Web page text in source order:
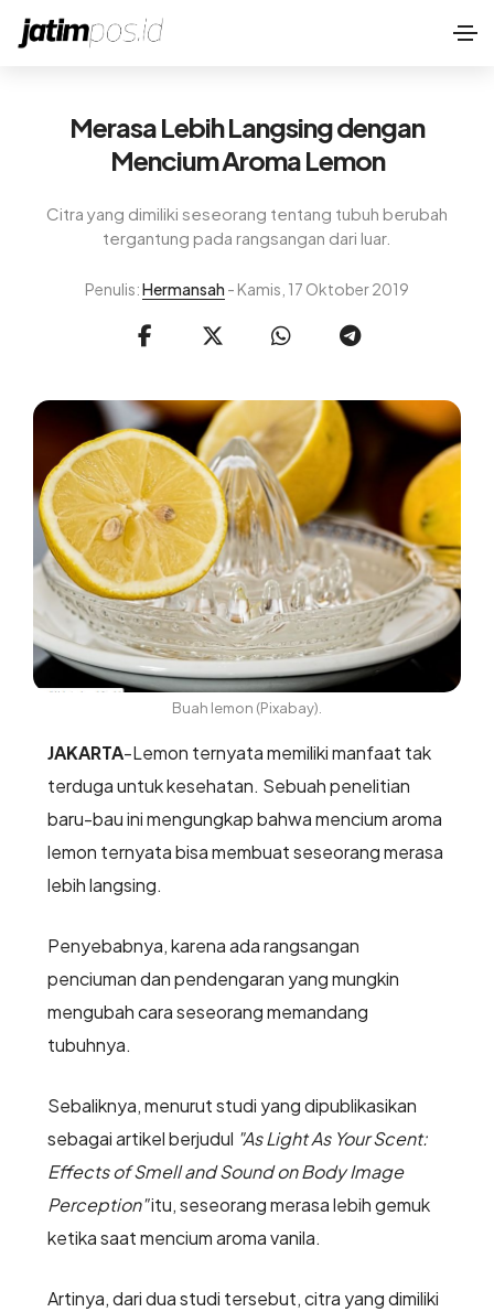
Merasa Lebih Langsing dengan
Mencium Aroma Lemon
Citra yang dimiliki seseorang tentang tubuh berubah
tergantung pada rangsangan dari luar.
Penulis:Hermansah - Kamis, 17 Oktober 2019
Buah lemon (Pixabay).
JAKARTA-Lemon ternyata memiliki manfaat tak
terduga untuk kesehatan. Sebuah penelitian
baru-bau ini mengungkap bahwa mencium aroma
lemon ternyata bisa membuat seseorang merasa
lebih langsing.
Penyebabnya, karena ada rangsangan
penciuman dan pendengaran yang mungkin
mengubah cara seseorang memandang
tubuhnya.
Sebaliknya, menurut studi yang dipublikasikan
sebagai artikel berjudul "As Light As Your Scent:
Effects of Smell and Sound on Body Image
Perception"itu, seseorang merasa lebih gemuk
ketika saat mencium aroma vanila.
Artinya, dari dua studi tersebut, citra yang dimiliki